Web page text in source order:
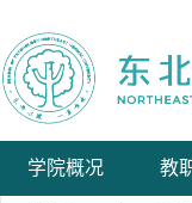
学院概况 教